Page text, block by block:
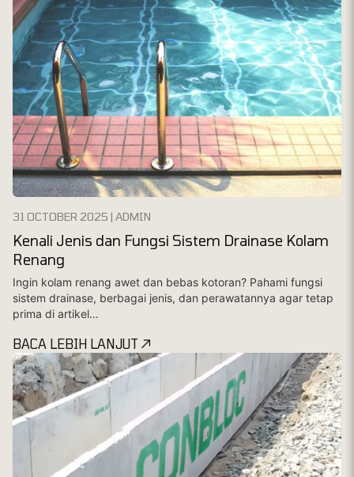
31 OCTOBER 2025 | ADMIN
Kenali Jenis dan Fungsi Sistem Drainase Kolam
Renang
Ingin kolam renang awet dan bebas kotoran? Pahami fungsi
sistem drainase, berbagai jenis, dan perawatannya agar tetap
prima di artikel…
BACA LEBIH LANJUT